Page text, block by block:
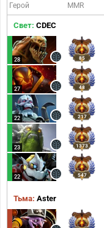
Герой MMR
Свет: CDEC
28 85
27 48
22 217
23 1373
22 547
Тьма: Aster